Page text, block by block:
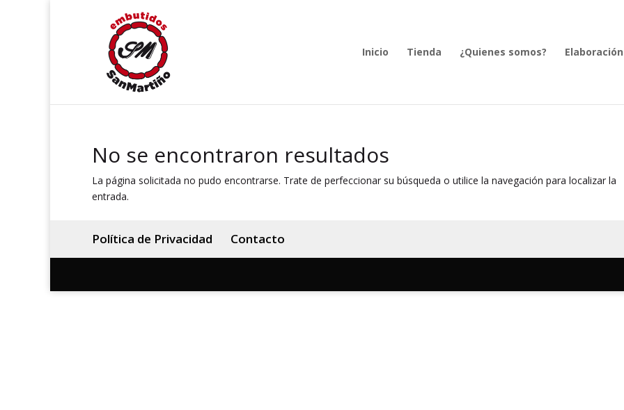
Inicio Tienda ¿Quienes somos?
No se encontraron resultados
La página solicitada no pudo encontrarse. Trate de perfeccionar su búsqueda o utilice la navegación para localizar la
entrada.
Política de Privacidad Contacto